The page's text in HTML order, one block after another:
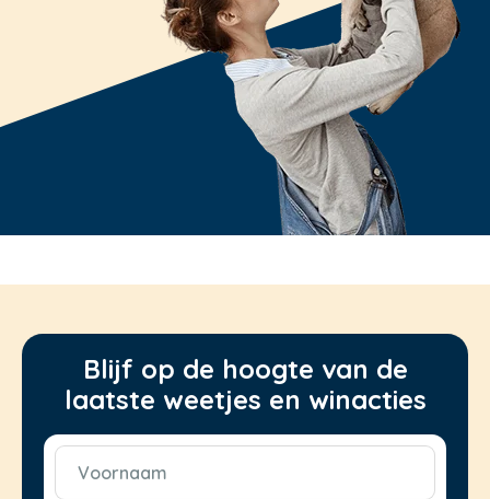
Blijf op de hoogte van de
laatste weetjes en winacties
Voornaam
(Vereist)